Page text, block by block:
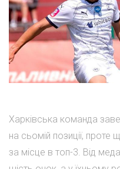
Харківська команда
на сьомій позиції,
за місце в топ-3. Від